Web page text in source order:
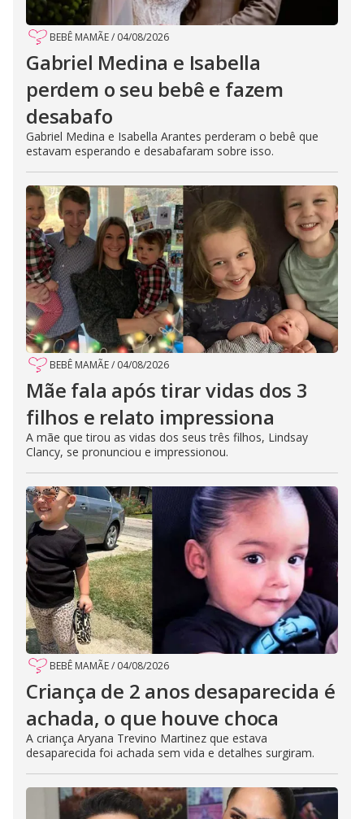
BEBÊ MAMÃE/ 04/08/2026
Gabriel Medina e Isabella
perdem o seu bebê e fazem
desabafo
Gabriel Medina e Isabella Arantes perderam o bebê que
estavam esperando e desabafaram sobre isso.
BEBÊ MAMÃE/ 04/08/2026
Mãe fala após tirar vidas dos 3
filhos e relato impressiona
A mãe que tirou as vidas dos seus três filhos, Lindsay
Clancy, se pronunciou e impressionou.
BEBÊ MAMÃE/ 04/08/2026
Criança de 2 anos desaparecida é
achada, o que houve choca
A criança Aryana Trevino Martinez que estava
desaparecida foi achada sem vida e detalhes surgiram.